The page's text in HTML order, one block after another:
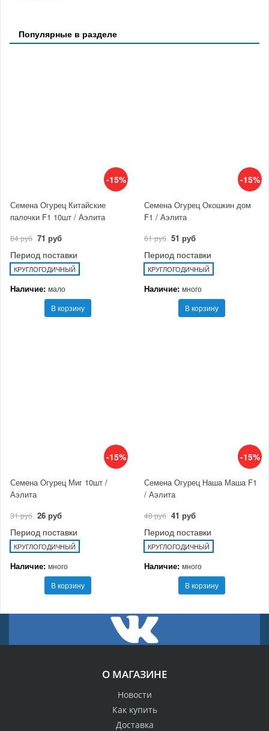
Популярные в разделе
-15%
Семена Огурец Китайские
палочки F1 10шт / Аэлита
84 руб 71 руб
Период поставки
КРУГЛОГОДИЧНЫЙ
Наличие: мало
В корзину
-15%
Семена Огурец Окошкин дом
F1 / Аэлита
61 руб 51 руб
Период поставки
КРУГЛОГОДИЧНЫЙ
Наличие: много
В корзину
-15%
Семена Огурец Миг 10шт /
Аэлита
31 руб 26 руб
Период поставки
КРУГЛОГОДИЧНЫЙ
Наличие: много
В корзину
-15%
Семена Огурец Наша Маша F1
/ Аэлита
48 руб 41 руб
Период поставки
КРУГЛОГОДИЧНЫЙ
Наличие: много
В корзину
О МАГАЗИНЕ
Новости
Как купить
Доставка